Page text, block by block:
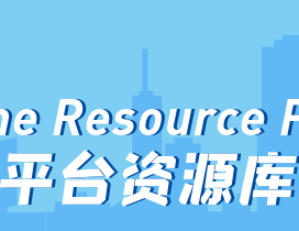
Resource
台资源库